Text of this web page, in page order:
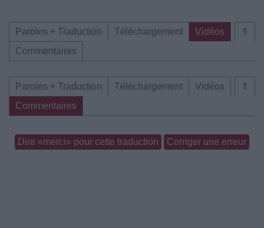
⇑
Paroles + Traduction Téléchargement
Vidéos
Commentaires
⇑
Paroles + Traduction Téléchargement
Vidéos
Commentaires
Dire «merci» pour cette traduction Corriger une erreur